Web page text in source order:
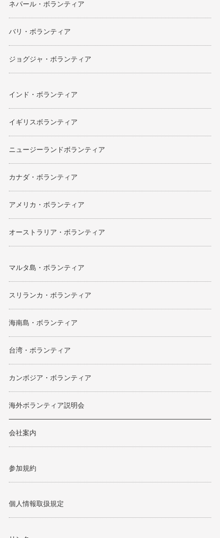
ネパール・ボランティア
バリ・ボランティア
ジョグジャ・ボランティア
インド・ボランティア
イギリスボランティア
ニュージーランドボランティア
カナダ・ボランティア
アメリカ・ボランティア
オーストラリア・ボランティア
マルタ島・ボランティア
スリランカ・ボランティア
海南島・ボランティア
台湾・ボランティア
カンボジア・ボランティア
海外ボランティア説明会
会社案内
参加規約
個人情報取扱規定